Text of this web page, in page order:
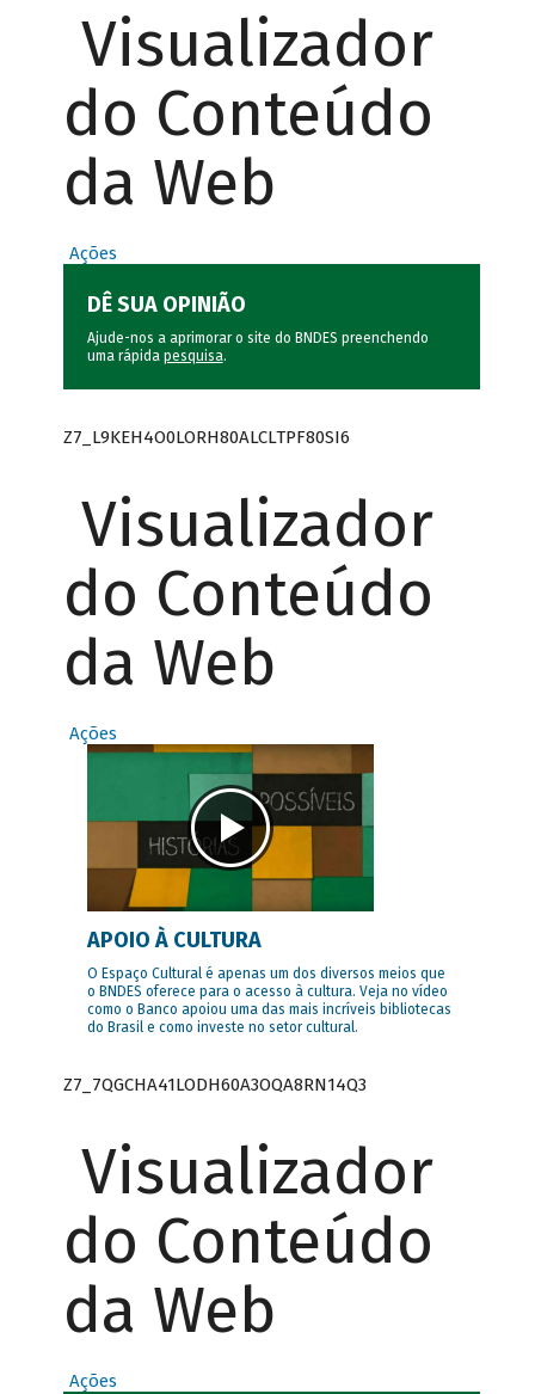
Visualizador
do Conteúdo
da Web
Ações
DÊ SUA OPINIÃO
Ajude-nos a aprimorar o site do BNDES preenchendo
uma rápida pesquisa.
Z7_L9KEH4O0LORH80ALCLTPF80SI6
Visualizador
do Conteúdo
da Web
Ações
APOIO À CULTURA
O Espaço Cultural é apenas um dos diversos meios que
o BNDES oferece para o acesso à cultura. Veja no vídeo
como o Banco apoiou uma das mais incríveis bibliotecas
do Brasil e como investe no setor cultural.
Z7_7QGCHA41LODH60A3OQA8RN14Q3
Visualizador
do Conteúdo
da Web
Ações